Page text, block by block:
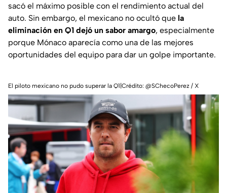
sacó el máximo posible con el rendimiento actual del
auto. Sin embargo, el mexicano no ocultó que la
eliminación en Q1 dejó un sabor amargo, especialmente
porque Mónaco aparecía como una de las mejores
oportunidades del equipo para dar un golpe importante.
El piloto mexicano no pudo superar la Q1|Crédito: @SChecoPerez / X